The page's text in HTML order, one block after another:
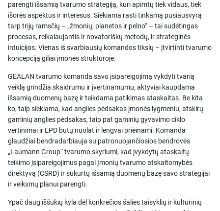
parengti išsamią tvarumo strategiją, kuri apimtų tiek vidaus, tiek
išorės aspektus ir interesus. Siekiama rasti tinkamą pusiausvyrą
tarp trijų ramsčių – „žmonių, planetos ir pelno“ – tai sudėtingas
procesas, reikalaujantis ir novatoriškų metodų, ir strateginės
intuicijos. Vienas iš svarbiausių komandos tikslų – įtvirtinti tvarumo
koncepciją giliai įmonės struktūroje.
GEALAN tvarumo komanda savo įsipareigojimą vykdyti tvarią
veiklą grindžia skaidrumu ir įvertinamumu, aktyviai kaupdama
išsamią duomenų bazę ir teikdama patikimas ataskaitas. Be kita
ko, taip siekiama, kad anglies pėdsakas įmonės lygmeniu, atskirų
gaminių anglies pėdsakas, taip pat gaminių gyvavimo ciklo
vertinimai ir EPD būtų nuolat ir lengvai prieinami. Komanda
glaudžiai bendradarbiauja su patronuojančiosios bendrovės
„Laumann Group“ tvarumo skyriumi, kad įvykdytų ataskaitų
teikimo įsipareigojimus pagal Įmonių tvarumo atskaitomybės
direktyvą (CSRD) ir sukurtų išsamią duomenų bazę savo strategijai
ir veiksmų planui parengti.
Ypač daug iššūkių kyla dėl konkrečios šalies taisyklių ir kultūrinių